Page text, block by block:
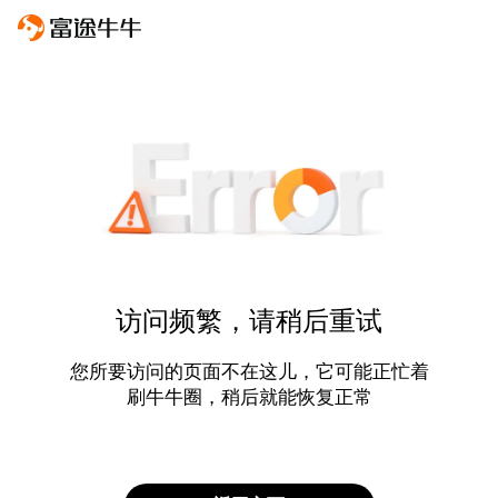
访问频繁，请稍后重试
您所要访问的页面不在这儿，它可能正忙着
刷牛牛圈，稍后就能恢复正常